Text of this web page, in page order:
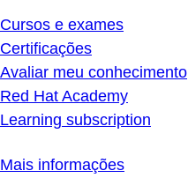
Cursos e exames
Certificações
Avaliar meu conhecimento
Red Hat Academy
Learning subscription
Mais informações